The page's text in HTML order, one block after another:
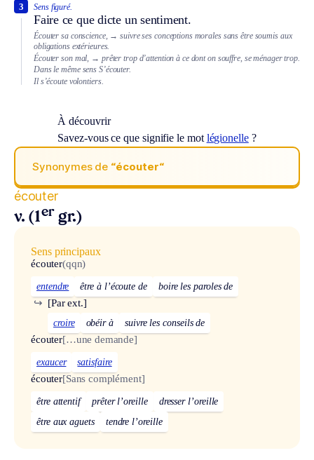
Sens figuré.
Faire ce que dicte un sentiment.
3
Écouter sa conscience, → suivre ses conceptions morales sans être soumis aux
obligations extérieures.
Écouter son mal, → prêter trop d’attention à ce dont on souffre, se ménager trop.
Dans le même sens S’écouter.
Il s’écoute volontiers.
À découvrir
Savez-vous ce que signifie le motlégionelle?
Synonymes de “écouter“
écouter
v. (1er gr.)
Sens principaux
écouter(qqn)
entendre être à l’écoute de boire les paroles de
[Par ext.]
↪
croire obéir à suivre les conseils de
écouter[…une demande]
exaucer satisfaire
écouter[Sans complément]
être attentif prêter l’oreille
dresser l’oreille
être aux aguets
tendre l’oreille